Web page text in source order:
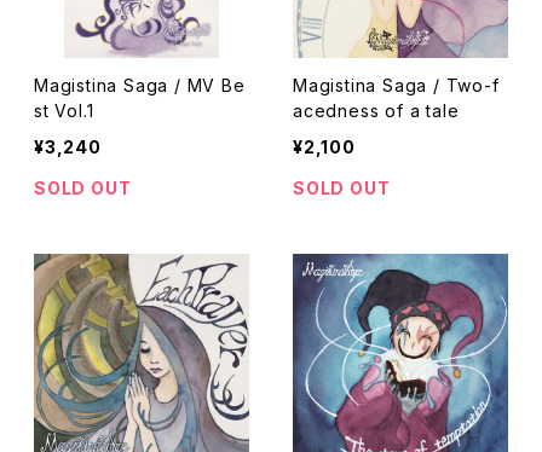
Magistina Saga / MV Be
st Vol.1
¥3,240
SOLD OUT
Magistina Saga / Two-f
acedness of a tale
¥2,100
SOLD OUT